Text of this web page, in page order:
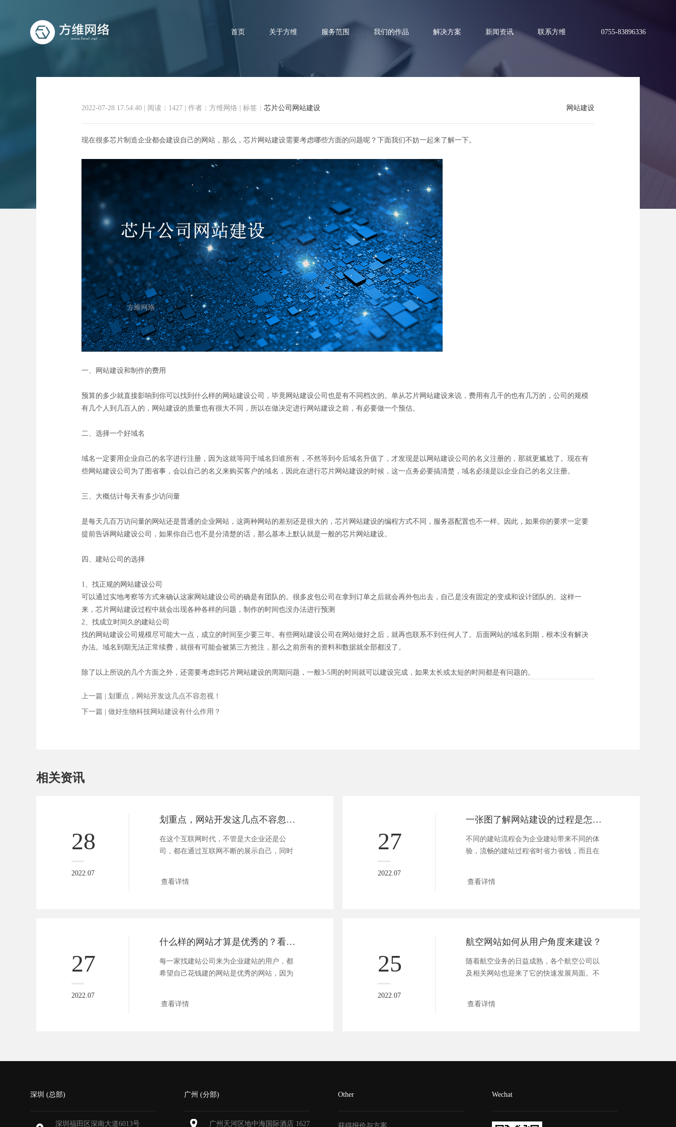
首页 关于方维 服务范围 我们的作品 解决方案 新闻资讯 联系方维 0755-83896336
芯片公司网站建设需要考虑的问题都有哪些？
网站建设
2022-07-28 17:54:40 阅读：1427 作者：方维网络 标签： 芯片公司网站建设
现在很多芯片制造企业都会建设自己的网站，那么，芯片网站建设需要考虑哪些方面的问题呢？下面我们不妨一起来了解一下。
一、网站建设和制作的费用
预算的多少就直接影响到你可以找到什么样的网站建设公司，毕竟网站建设公司也是有不同档次的。单从芯片网站建设来说，费用有几千的也有几万的，公司的规模
有几个人到几百人的，网站建设的质量也有很大不同，所以在做决定进行网站建设之前，有必要做一个预估。
二、选择一个好域名
域名一定要用企业自己的名字进行注册，因为这就等同于域名归谁所有，不然等到今后域名升值了，才发现是以网站建设公司的名义注册的，那就更尴尬了。现在有
些网站建设公司为了图省事，会以自己的名义来购买客户的域名，因此在进行芯片网站建设的时候，这一点务必要搞清楚，域名必须是以企业自己的名义注册。
三、大概估计每天有多少访问量
是每天几百万访问量的网站还是普通的企业网站，这两种网站的差别还是很大的，芯片网站建设的编程方式不同，服务器配置也不一样。因此，如果你的要求一定要
提前告诉网站建设公司，如果你自己也不是分清楚的话，那么基本上默认就是一般的芯片网站建设。
四、建站公司的选择
1、找正规的网站建设公司
可以通过实地考察等方式来确认这家网站建设公司的确是有团队的。很多皮包公司在拿到订单之后就会再外包出去，自己是没有固定的变成和设计团队的。这样一
来，芯片网站建设过程中就会出现各种各样的问题，制作的时间也没办法进行预测
2、找成立时间久的建站公司
找的网站建设公司规模尽可能大一点，成立的时间至少要三年。有些网站建设公司在网站做好之后，就再也联系不到任何人了。后面网站的域名到期，根本没有解决
办法。域名到期无法正常续费，就很有可能会被第三方抢注，那么之前所有的资料和数据就全部都没了。
除了以上所说的几个方面之外，还需要考虑到芯片网站建设的周期问题，一般3-5周的时间就可以建设完成，如果太长或太短的时间都是有问题的。
上一篇 | 划重点，网站开发这几点不容忽视！
下一篇 | 做好生物科技网站建设有什么作用？
相关资讯
28
2022.07
划重点，网站开发这几点不容忽视！
在这个互联网时代，不管是大企业还是公
司，都在通过互联网不断的展示自己，同时
查看详情
27
2022.07
一张图了解网站建设的过程是怎样的
不同的建站流程会为企业建站带来不同的体
验，流畅的建站过程省时省力省钱，而且在
查看详情
27
2022.07
什么样的网站才算是优秀的？看完秒懂！
每一家找建站公司来为企业建站的用户，都
希望自己花钱建的网站是优秀的网站，因为
查看详情
25
2022.07
航空网站如何从用户角度来建设？
随着航空业务的日益成熟，各个航空公司以
及相关网站也迎来了它的快速发展局面。不
查看详情
深圳 (总部)
深圳福田区深南大道6013号
广州 (分部)
广州天河区地中海国际酒店 1627
Other Wechat